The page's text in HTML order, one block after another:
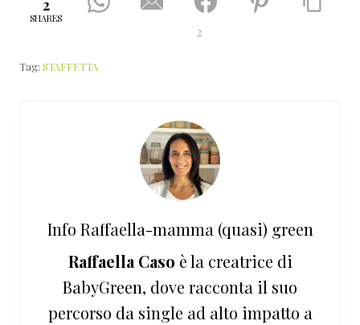
2
SHARES
2
Tag: STAFFETTA
Info Raffaella-mamma (quasi) green
Raffaella Caso è la creatrice di
BabyGreen, dove racconta il suo
percorso da single ad alto impatto a